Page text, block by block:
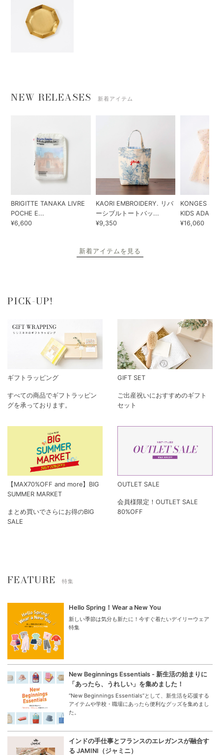
NEW RELEASES 新着アイテム
BRIGITTE TANAKA LIVRE
POCHE E...
¥6,600
KAORI EMBROIDERY. リバ
ーシブルトートバッ...
¥9,350
KONGES
KIDS ADA...
¥16,060
新着アイテムを見る
PICK-UP!
ギフトラッピング
すべての商品でギフトラッピン
グを承っております。
GIFT SET
ご出産祝いにおすすめのギフト
セット
【MAX70%OFF and more】BIG
SUMMER MARKET
まとめ買いでさらにお得のBIG
SALE
OUTLET SALE
会員様限定！OUTLET SALE
80%OFF
FEATURE 特集
Hello Spring！Wear a New You
新しい季節は気分も新たに！今すぐ着たいデイリーウェア
特集
New Beginnings Essentials - 新生活の始まりに
「あったら、うれしい」を集めました！
“New Beginnings Essentials”として、新生活を応援する
アイテムや学校・職場にあったら便利なグッズを集めまし
た。
インドの手仕事とフランスのエレガンスが融合す
る JAMINI（ジャミニ）